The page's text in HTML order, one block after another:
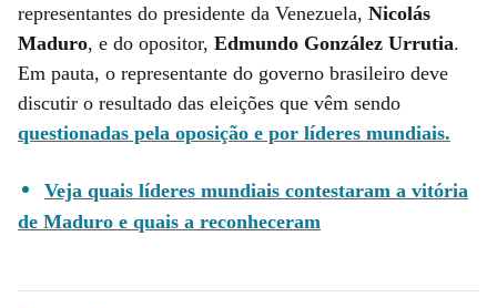
representantes do presidente da Venezuela, Nicolás
Maduro, e do opositor, Edmundo González Urrutia.
Em pauta, o representante do governo brasileiro deve
discutir o resultado das eleições que vêm sendo
questionadas pela oposição e por líderes mundiais.
Veja quais líderes mundiais contestaram a vitória
de Maduro e quais a reconheceram